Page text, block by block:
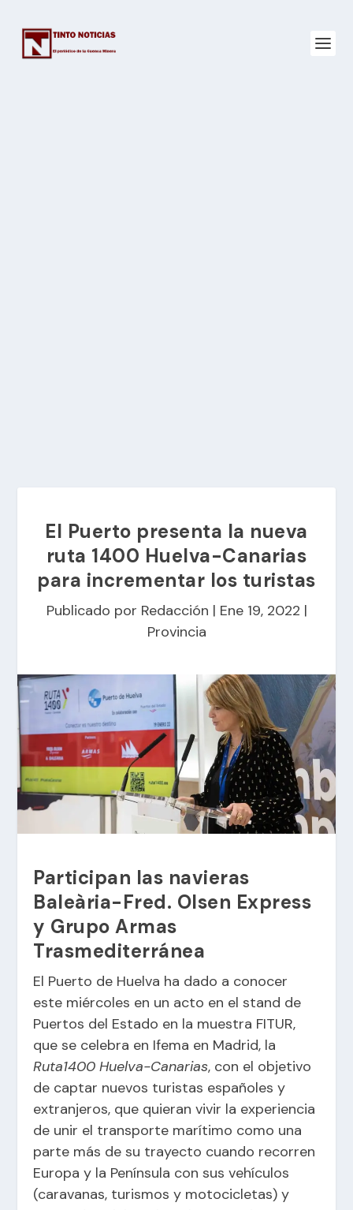
El Puerto presenta la nueva
ruta 1400 Huelva-Canarias
para incrementar los turistas
Publicado por Redacción | Ene 19, 2022 |
Provincia
Participan las navieras
Baleària-Fred. Olsen Express
y Grupo Armas
Trasmediterránea
El Puerto de Huelva ha dado a conocer
este miércoles en un acto en el stand de
Puertos del Estado en la muestra FITUR,
que se celebra en Ifema en Madrid, la
Ruta1400 Huelva-Canarias, con el objetivo
de captar nuevos turistas españoles y
extranjeros, que quieran vivir la experiencia
de unir el transporte marítimo como una
parte más de su trayecto cuando recorren
Europa y la Península con sus vehículos
(caravanas, turismos y motocicletas) y